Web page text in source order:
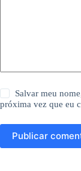
Salvar meu
próxima vez que eu
Publicar